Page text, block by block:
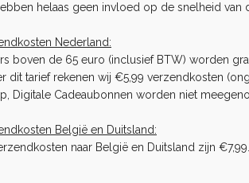
helaas geen invloed op de snelheid van
Nederland:
boven de 65 euro (inclusief BTW) worden
dit tarief rekenen wij €5,99 verzendkosten
Digitale Cadeaubonnen worden niet
België en Duitsland:
naar België en Duitsland zijn €7,99.